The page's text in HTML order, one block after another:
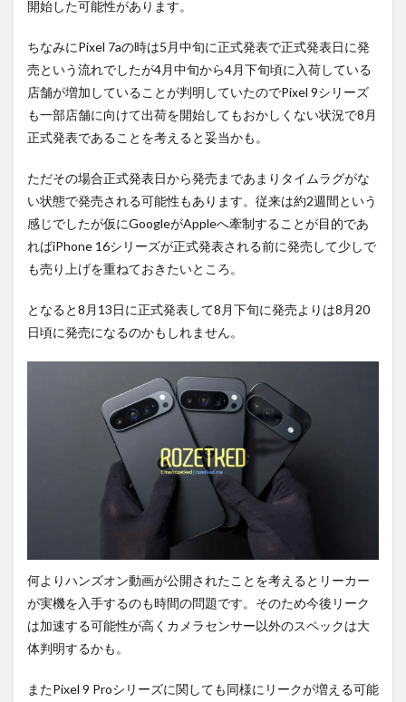
開始した可能性があります。
ちなみにPixel 7aの時は5月中旬に正式発表で正式発表日に発
売という流れでしたが4月中旬から4月下旬頃に入荷している
店舗が増加していることが判明していたのでPixel 9シリーズ
も一部店舗に向けて出荷を開始してもおかしくない状況で8月
正式発表であることを考えると妥当かも。
ただその場合正式発表日から発売まであまりタイムラグがな
い状態で発売される可能性もあります。従来は約2週間という
感じでしたが仮にGoogleがAppleへ牽制することが目的であ
ればiPhone 16シリーズが正式発表される前に発売して少しで
も売り上げを重ねておきたいところ。
となると8月13日に正式発表して8月下旬に発売よりは8月20
日頃に発売になるのかもしれません。
何よりハンズオン動画が公開されたことを考えるとリーカー
が実機を入手するのも時間の問題です。そのため今後リーク
は加速する可能性が高くカメラセンサー以外のスペックは大
体判明するかも。
またPixel 9 Proシリーズに関しても同様にリークが増える可能